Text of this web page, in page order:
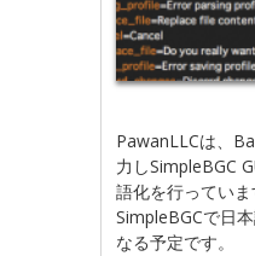
PawanLLCは、
力しSimpleBGC
語化を行ってい
SimpleBGCで日
なる予定です。